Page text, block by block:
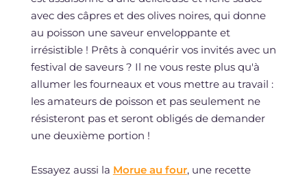
avec des câpres et des olives noires, qui donne
au poisson une saveur enveloppante et
irrésistible ! Prêts à conquérir vos invités avec un
festival de saveurs ? Il ne vous reste plus qu'à
allumer les fourneaux et vous mettre au travail :
les amateurs de poisson et pas seulement ne
résisteront pas et seront obligés de demander
une deuxième portion !
Essayez aussi la Morue au four, une recette